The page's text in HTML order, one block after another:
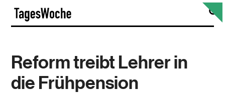
Skip
content
Reform treibt Lehrer in
die Frühpension